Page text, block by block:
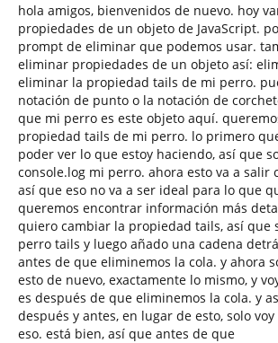
hola amigos, bienvenidos de nuevo. hoy
propiedades de un objeto de JavaScript.
prompt de eliminar que podemos usar.
eliminar propiedades de un objeto así:
eliminar la propiedad tails de mi perro.
notación de punto o la notación de
que mi perro es este objeto aquí.
propiedad tails de mi perro. lo primero
poder ver lo que estoy haciendo, así que
console.log mi perro. ahora esto va a salir
así que eso no va a ser ideal para lo que
queremos encontrar información más
quiero cambiar la propiedad tails, así que
perro tails y luego añado una cadena
antes de que eliminemos la cola. y ahora
esto de nuevo, exactamente lo mismo, y
es después de que eliminemos la cola. y
después y antes, en lugar de esto, solo
eso. está bien, así que antes de que